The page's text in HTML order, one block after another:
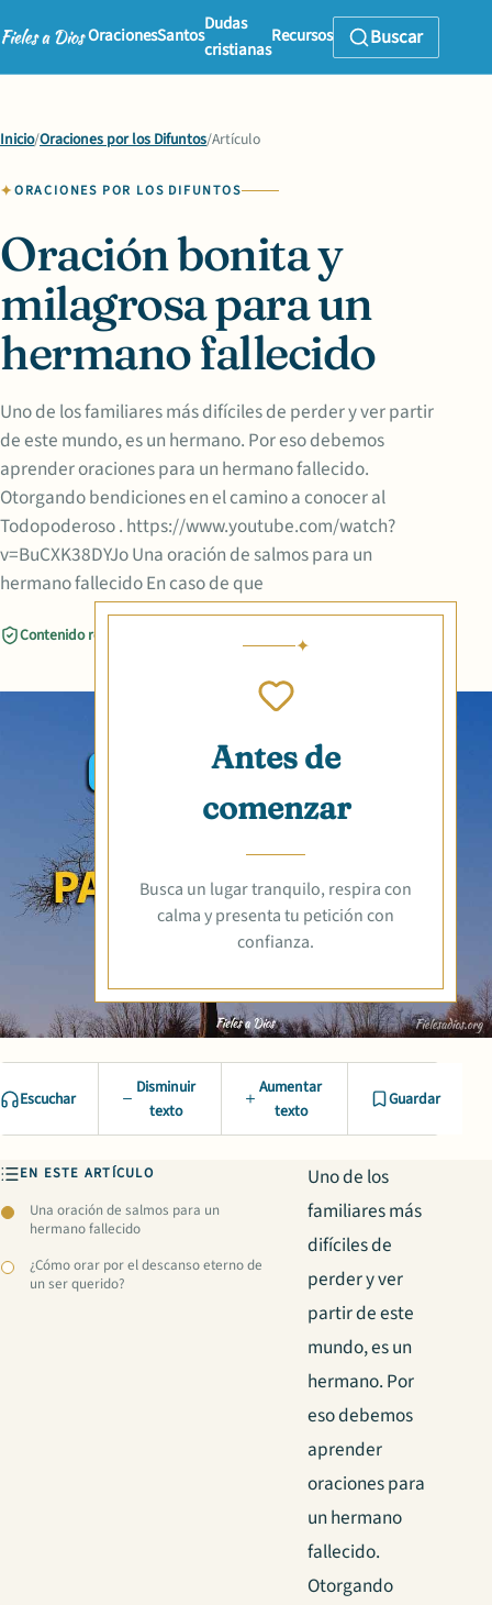
OracionesSantos
Dudas
cristianas
Recursos Buscar
Inicio/Oraciones por los Difuntos/Artículo
ORACIONES POR LOS DIFUNTOS
Oración bonita y
milagrosa para un
hermano fallecido
Uno de los familiares más difíciles de perder y ver partir
de este mundo, es un hermano. Por eso debemos
aprender oraciones para un hermano fallecido.
Otorgando bendiciones en el camino a conocer al
Todopoderoso . https://www.youtube.com/watch?
v=BuCXK38DYJo Una oración de salmos para un
hermano fallecido En caso de que
Contenido revisado
Antes de
comenzar
Busca un lugar tranquilo, respira con
calma y presenta tu petición con
confianza.
Escuchar
Disminuir
texto
Aumentar
texto
Guardar
EN ESTE ARTÍCULO
Una oración de salmos para un
hermano fallecido
¿Cómo orar por el descanso eterno de
un ser querido?
Uno de los
familiares más
difíciles de
perder y ver
partir de este
mundo, es un
hermano. Por
eso debemos
aprender
oraciones para
un hermano
fallecido.
Otorgando